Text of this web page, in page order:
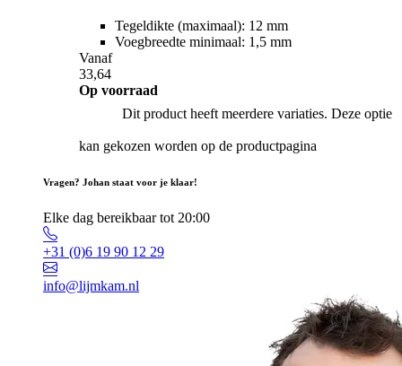
Tegeldikte (maximaal): 12 mm
Voegbreedte minimaal: 1,5 mm
Vanaf
33,64
Op voorraad
Dit product heeft meerdere variaties. Deze optie
kan gekozen worden op de productpagina
Vragen? Johan staat voor je klaar!
Elke dag bereikbaar tot 20:00
+31 (0)6 19 90 12 29
info@lijmkam.nl